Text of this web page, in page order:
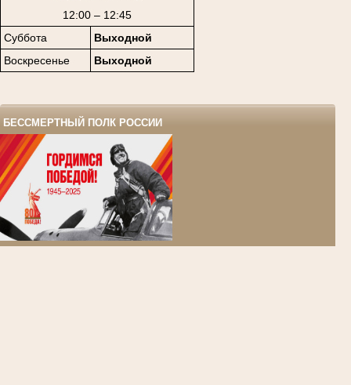
12:00 – 12:45
Суббота
Выходной
Воскресенье
Выходной
БЕССМЕРТНЫЙ ПОЛК РОССИИ